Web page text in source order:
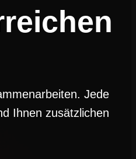
Jede
Ihnen zusätzlichen